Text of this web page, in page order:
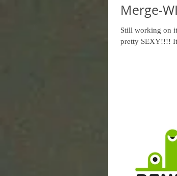
Merge-
Still working on
pretty SEXY!!!!